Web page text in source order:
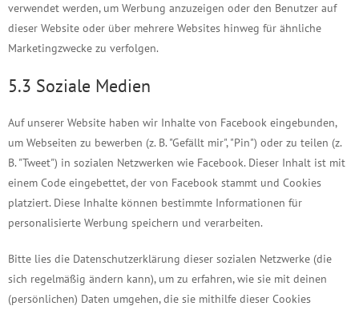
verwendet werden, um Werbung anzuzeigen oder den Benutzer auf
dieser Website oder über mehrere Websites hinweg für ähnliche
Marketingzwecke zu verfolgen.
5.3 Soziale Medien
Auf unserer Website haben wir Inhalte von Facebook eingebunden,
um Webseiten zu bewerben (z. B. "Gefällt mir", "Pin") oder zu teilen (z.
B. "Tweet") in sozialen Netzwerken wie Facebook. Dieser Inhalt ist mit
einem Code eingebettet, der von Facebook stammt und Cookies
platziert. Diese Inhalte können bestimmte Informationen für
personalisierte Werbung speichern und verarbeiten.
Bitte lies die Datenschutzerklärung dieser sozialen Netzwerke (die
sich regelmäßig ändern kann), um zu erfahren, wie sie mit deinen
(persönlichen) Daten umgehen, die sie mithilfe dieser Cookies